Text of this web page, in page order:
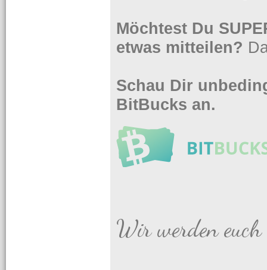
Möchtest Du
etwas mitteilen?
Schau Dir
BitBucks an.
Wir werden